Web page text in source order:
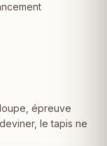
épreuve
le tapis ne